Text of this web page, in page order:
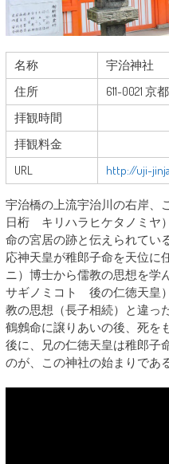
名称
宇治神社
住所
611-0021 京
拝観時間
拝観料金
URL
http://uji-
宇治橋の上流宇治川の右岸、
日桁 キリハラヒケタノミヤ
命の宮居の跡と伝えられている
応神天皇が稚郎子命を天位に
ニ）博士から儒教の思想を学
サギノミコト 後の仁徳天皇
教の思想（長子相続）と違っ
鶴鷯命に譲りあいの後、死を
後に、兄の仁徳天皇は稚郎子
のが、この神社の始まりである